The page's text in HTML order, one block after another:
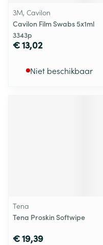
3M, Cavilon
Cavilon Film Swabs 5x1ml
3343p
€ 13,02
Niet beschikbaar
Tena
Tena Proskin Softwipe
€ 19,39